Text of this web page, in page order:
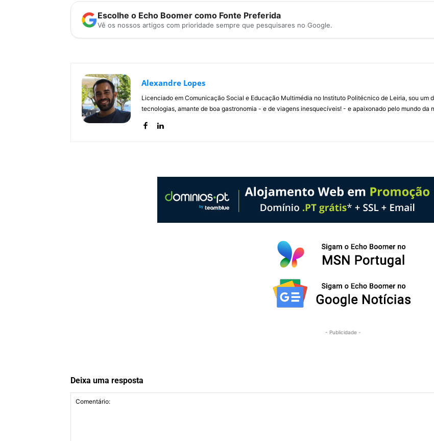
Escolhe o Echo Boomer como Fonte Preferida
Vê os nossos artigos com prioridade sempre que pesquisares no Google.
Alexandre Lopes
Licenciado em Comunicação Social e Educação Multimédia no Instituto Politécnico de Leiria, sou um
tecnologias, amante de boa gastronomia - e de viagens inesquecíveis! - e apaixonado pelo mundo da
- Publicidade -
Deixa uma resposta